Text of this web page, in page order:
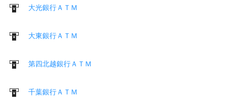
大光銀行ＡＴＭ
大東銀行ＡＴＭ
第四北越銀行ＡＴＭ
千葉銀行ＡＴＭ